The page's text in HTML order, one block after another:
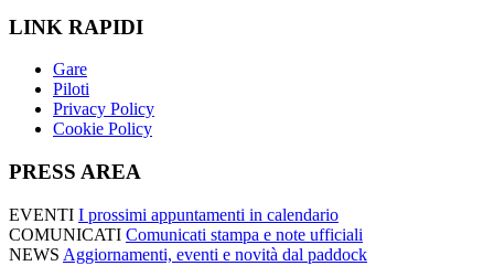
LINK RAPIDI
Gare
Piloti
Privacy Policy
Cookie Policy
PRESS AREA
EVENTI I prossimi appuntamenti in calendario
COMUNICATI Comunicati stampa e note ufficiali
NEWS Aggiornamenti, eventi e novità dal paddock